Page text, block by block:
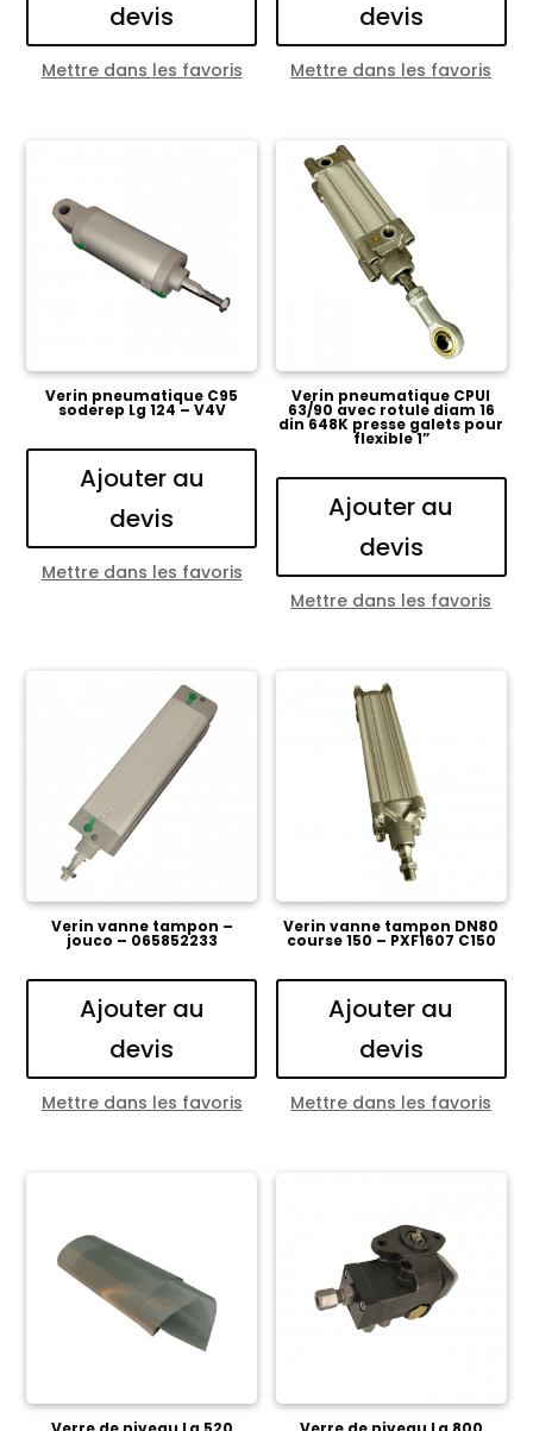
devis
Mettre dans les favoris
devis
Mettre dans les favoris
Verin pneumatique C95
soderep Lg 124 – V4V
Ajouter au
devis
Mettre dans les favoris
Verin pneumatique CPUI
63/90 avec rotule diam 16
din 648K presse galets pour
flexible 1”
Ajouter au
devis
Mettre dans les favoris
Verin vanne tampon –
jouco – 065852233
Ajouter au
devis
Mettre dans les favoris
Verin vanne tampon DN80
course 150 – PXF1607 C150
Ajouter au
devis
Mettre dans les favoris